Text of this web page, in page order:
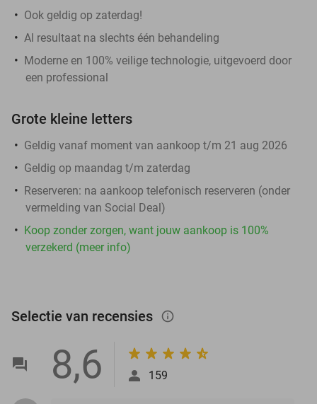
Ook geldig op zaterdag!
Al resultaat na slechts één behandeling
Moderne en 100% veilige technologie, uitgevoerd door
een professional
Grote kleine letters
Geldig vanaf moment van aankoop t/m 21 aug 2026
Geldig op maandag t/m zaterdag
Reserveren: na aankoop telefonisch reserveren (onder
vermelding van Social Deal)
Koop zonder zorgen, want jouw aankoop is 100%
verzekerd (meer info)
Selectie van recensies info_outlined
8,6 159